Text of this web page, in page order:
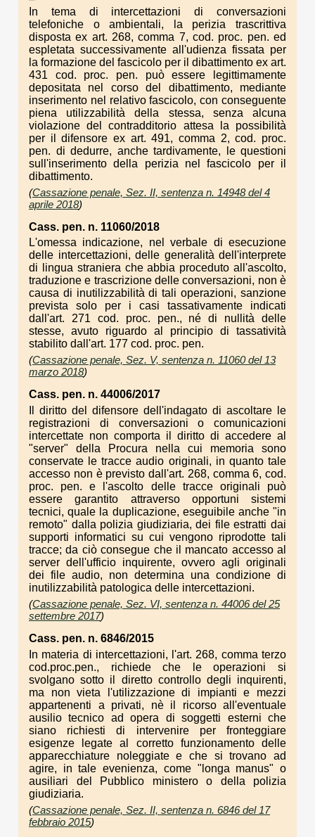
In tema di intercettazioni di conversazioni
telefoniche o ambientali, la perizia trascrittiva
disposta ex art. 268, comma 7, cod. proc. pen. ed
espletata successivamente all'udienza fissata per
la formazione del fascicolo per il dibattimento ex art.
431 cod. proc. pen. può essere legittimamente
depositata nel corso del dibattimento, mediante
inserimento nel relativo fascicolo, con conseguente
piena utilizzabilità della stessa, senza alcuna
violazione del contradditorio attesa la possibilità
per il difensore ex art. 491, comma 2, cod. proc.
pen. di dedurre, anche tardivamente, le questioni
sull'inserimento della perizia nel fascicolo per il
dibattimento.
(Cassazione penale, Sez. II, sentenza n. 14948 del 4
aprile 2018)
Cass. pen. n. 11060/2018
L'omessa indicazione, nel verbale di esecuzione
delle intercettazioni, delle generalità dell'interprete
di lingua straniera che abbia proceduto all'ascolto,
traduzione e trascrizione delle conversazioni, non è
causa di inutilizzabilità di tali operazioni, sanzione
prevista solo per i casi tassativamente indicati
dall'art. 271 cod. proc. pen., né di nullità delle
stesse, avuto riguardo al principio di tassatività
stabilito dall'art. 177 cod. proc. pen.
(Cassazione penale, Sez. V, sentenza n. 11060 del 13
marzo 2018)
Cass. pen. n. 44006/2017
Il diritto del difensore dell'indagato di ascoltare le
registrazioni di conversazioni o comunicazioni
intercettate non comporta il diritto di accedere al
"server" della Procura nella cui memoria sono
conservate le tracce audio originali, in quanto tale
accesso non è previsto dall'art. 268, comma 6, cod.
proc. pen. e l'ascolto delle tracce originali può
essere garantito attraverso opportuni sistemi
tecnici, quale la duplicazione, eseguibile anche "in
remoto" dalla polizia giudiziaria, dei file estratti dai
supporti informatici su cui vengono riprodotte tali
tracce; da ciò consegue che il mancato accesso al
server dell'ufficio inquirente, ovvero agli originali
dei file audio, non determina una condizione di
inutilizzabilità patologica delle intercettazioni.
(Cassazione penale, Sez. VI, sentenza n. 44006 del 25
settembre 2017)
Cass. pen. n. 6846/2015
In materia di intercettazioni, l'art. 268, comma terzo
cod.proc.pen., richiede che le operazioni si
svolgano sotto il diretto controllo degli inquirenti,
ma non vieta l'utilizzazione di impianti e mezzi
appartenenti a privati, nè il ricorso all'eventuale
ausilio tecnico ad opera di soggetti esterni che
siano richiesti di intervenire per fronteggiare
esigenze legate al corretto funzionamento delle
apparecchiature noleggiate e che si trovano ad
agire, in tale evenienza, come "longa manus" o
ausiliari del Pubblico ministero o della polizia
giudiziaria.
(Cassazione penale, Sez. II, sentenza n. 6846 del 17
febbraio 2015)